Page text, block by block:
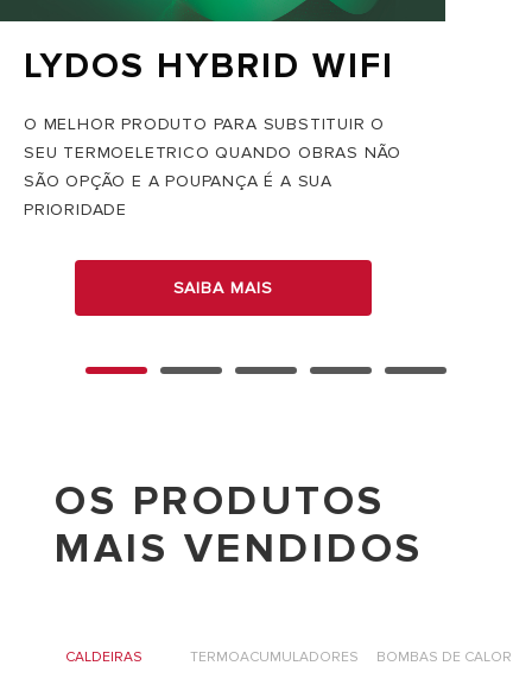
LYDOS HYBRID WIFI
O MELHOR PRODUTO PARA SUBSTITUIR O
SEU TERMOELETRICO QUANDO OBRAS NÃO
SÃO OPÇÃO E A POUPANÇA É A SUA
PRIORIDADE
SAIBA MAIS
OS PRODUTOS
MAIS VENDIDOS
CALDEIRAS TERMOACUMULADORES BOMBAS DE CALOR